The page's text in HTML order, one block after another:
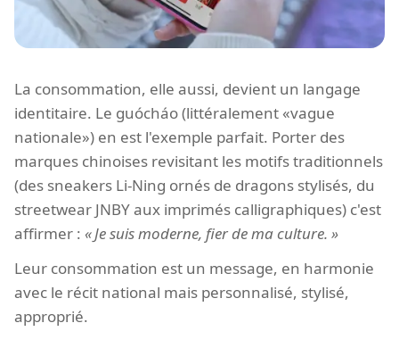
La consommation, elle aussi, devient un langage
identitaire. Le guócháo (littéralement «vague
nationale») en est l'exemple parfait. Porter des
marques chinoises revisitant les motifs traditionnels
(des sneakers Li-Ning ornés de dragons stylisés, du
streetwear JNBY aux imprimés calligraphiques) c'est
affirmer :
Je suis moderne, fier de ma culture.
Leur consommation est un message, en harmonie
avec le récit national mais personnalisé, stylisé,
approprié.